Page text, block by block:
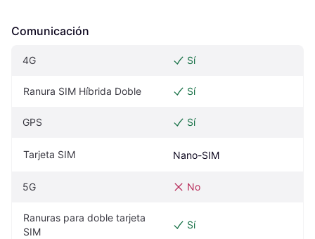
Comunicación
4G Sí
Ranura SIM Híbrida Doble Sí
GPS Sí
Tarjeta SIM Nano-SIM
5G No
Ranuras para doble tarjeta
SIM
Sí